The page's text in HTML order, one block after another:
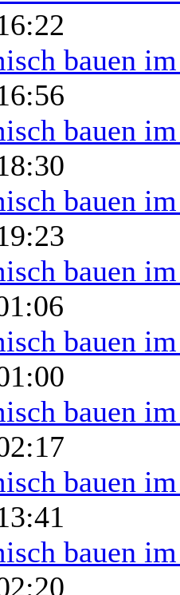
bauen
bauen
bauen
bauen
bauen
bauen
bauen
bauen